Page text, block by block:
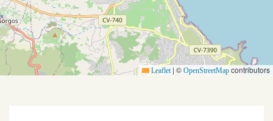
Koopwoningen
Huurwoningen
Verkocht
Leaflet | © OpenStreetMap contributors